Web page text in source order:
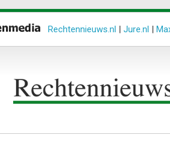
Rechtennieuws.nl | Jure.nl |